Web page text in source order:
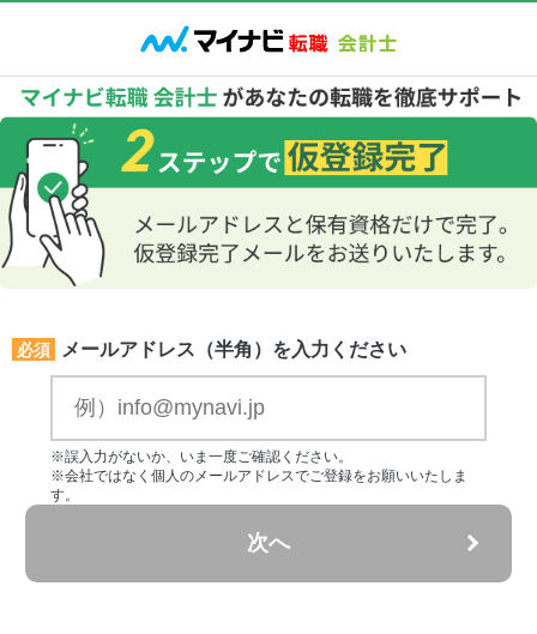
必須 メールアドレス（半角）を入力ください
※誤入力がないか、いま一度ご確認ください。
※会社ではなく個人のメールアドレスでご登録をお願いいたしま
す。
次へ